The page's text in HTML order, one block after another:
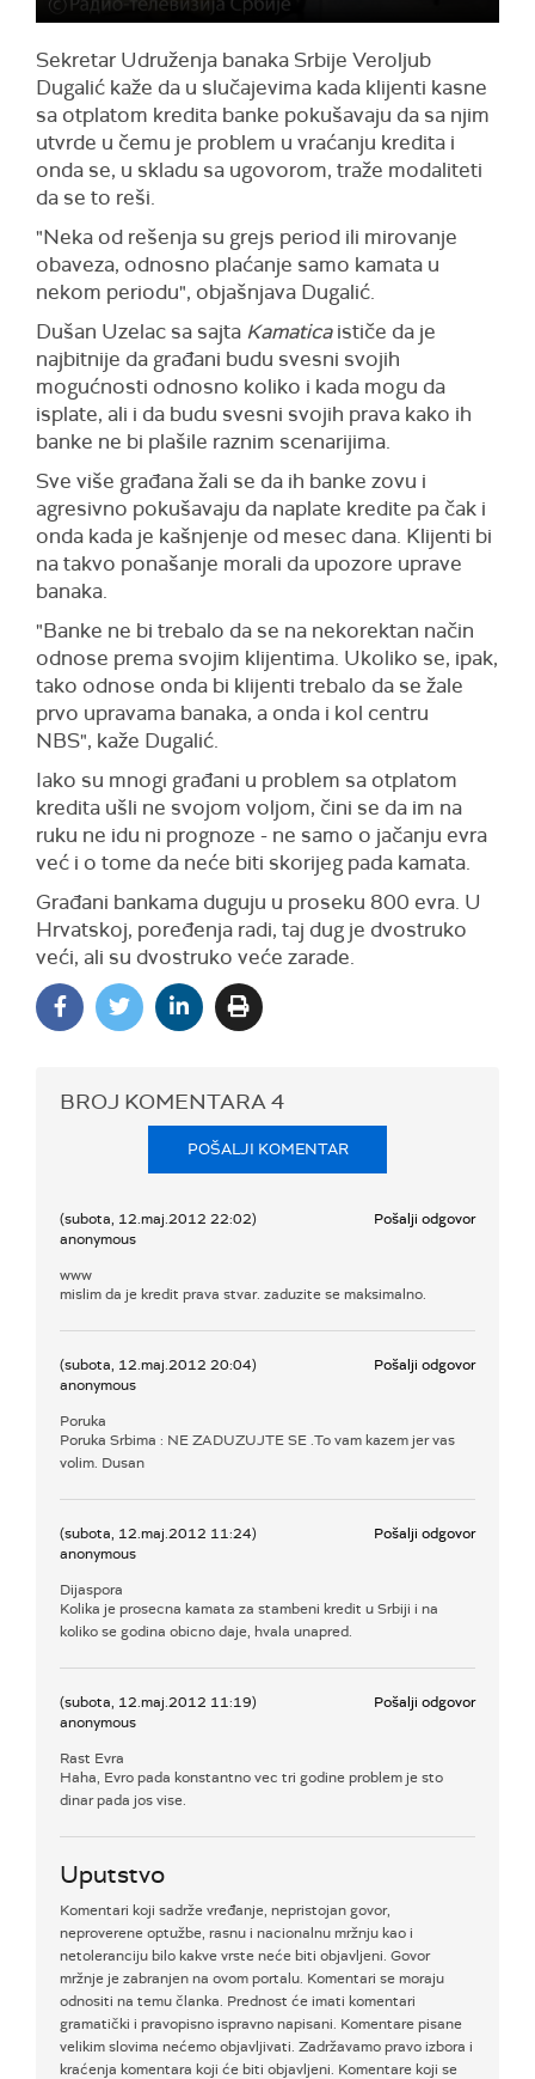
Sekretar Udruženja banaka Srbije Veroljub
Dugalić kaže da u slučajevima kada klijenti kasne
sa otplatom kredita banke pokušavaju da sa njim
utvrde u čemu je problem u vraćanju kredita i
onda se, u skladu sa ugovorom, traže modaliteti
da se to reši.
"Neka od rešenja su grejs period ili mirovanje
obaveza, odnosno plaćanje samo kamata u
nekom periodu", objašnjava Dugalić.
Dušan Uzelac sa sajta Kamaticaističe da je
najbitnije da građani budu svesni svojih
mogućnosti odnosno koliko i kada mogu da
isplate, ali i da budu svesni svojih prava kako ih
banke ne bi plašile raznim scenarijima.
Sve više građana žali se da ih banke zovu i
agresivno pokušavaju da naplate kredite pa čak i
onda kada je kašnjenje od mesec dana. Klijenti bi
na takvo ponašanje morali da upozore uprave
banaka.
"Banke ne bi trebalo da se na nekorektan način
odnose prema svojim klijentima. Ukoliko se, ipak,
tako odnose onda bi klijenti trebalo da se žale
prvo upravama banaka, a onda i kol centru
NBS", kaže Dugalić.
Iako su mnogi građani u problem sa otplatom
kredita ušli ne svojom voljom, čini se da im na
ruku ne idu ni prognoze - ne samo o jačanju evra
već i o tome da neće biti skorijeg pada kamata.
Građani bankama duguju u proseku 800 evra. U
Hrvatskoj, poređenja radi, taj dug je dvostruko
veći, ali su dvostruko veće zarade.
BROJ KOMENTARA4
POŠALJI KOMENTAR
(subota, 12.maj.2012 22:02)
anonymous
Pošalji odgovor
www
mislim da je kredit prava stvar. zaduzite se maksimalno.
(subota, 12.maj.2012 20:04)
anonymous
Pošalji odgovor
Poruka
Poruka Srbima : NE ZADUZUJTE SE .To vam kazem jer vas
volim. Dusan
(subota, 12.maj.2012 11:24)
anonymous
Pošalji odgovor
Dijaspora
Kolika je prosecna kamata za stambeni kredit u Srbiji i na
koliko se godina obicno daje, hvala unapred.
(subota, 12.maj.2012 11:19)
anonymous
Pošalji odgovor
Rast Evra
Haha, Evro pada konstantno vec tri godine problem je sto
dinar pada jos vise.
Uputstvo
Komentari koji sadrže vređanje, nepristojan govor,
neproverene optužbe, rasnu i nacionalnu mržnju kao i
netoleranciju bilo kakve vrste neće biti objavljeni. Govor
mržnje je zabranjen na ovom portalu. Komentari se moraju
odnositi na temu članka. Prednost će imati komentari
gramatički i pravopisno ispravno napisani. Komentare pisane
velikim slovima nećemo objavljivati. Zadržavamo pravo izbora i
kraćenja komentara koji će biti objavljeni. Komentare koji se